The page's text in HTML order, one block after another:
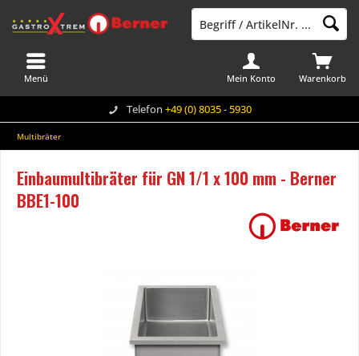
Telefon +49 (0) 8035 - 5930
Warenkorb
Mein Konto
Menü
Multibräter
Einbaumultibräter für GN 1/1 x 100 mm - Berner
BBE1-100